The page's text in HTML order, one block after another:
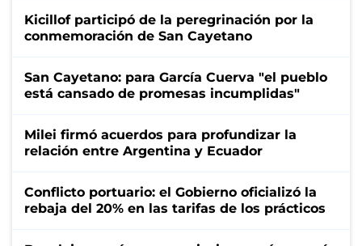
Kicillof participó de la peregrinación por la
conmemoración de San Cayetano
San Cayetano: para García Cuerva "el pueblo
está cansado de promesas incumplidas"
Milei firmó acuerdos para profundizar la
relación entre Argentina y Ecuador
Conflicto portuario: el Gobierno oficializó la
rebaja del 20% en las tarifas de los prácticos